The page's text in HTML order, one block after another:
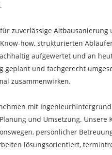
zuverlässige
how, strukturierten
aufgewertet und an
geplant und fachgerecht
zusammenwirken.
mit Ingenieurhintergrund
und Umsetzung. Unsere
persönlicher
lösungsorientiert,